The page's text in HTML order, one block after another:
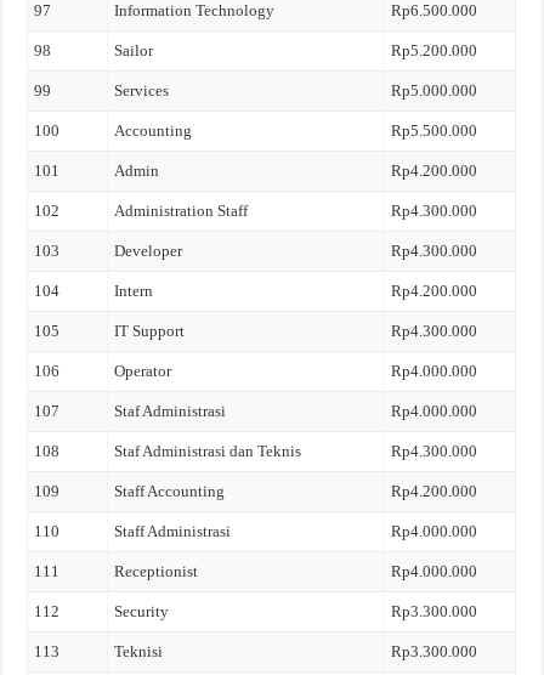
97 Information Technology Rp6.500.000
98 Sailor Rp5.200.000
99 Services Rp5.000.000
100 Accounting Rp5.500.000
101 Admin Rp4.200.000
102 Administration Staff Rp4.300.000
103 Developer Rp4.300.000
104 Intern Rp4.200.000
105 IT Support Rp4.300.000
106 Operator Rp4.000.000
107 Staf Administrasi Rp4.000.000
108 Staf Administrasi dan Teknis Rp4.300.000
109 Staff Accounting Rp4.200.000
110 Staff Administrasi Rp4.000.000
111 Receptionist Rp4.000.000
112 Security Rp3.300.000
113 Teknisi Rp3.300.000